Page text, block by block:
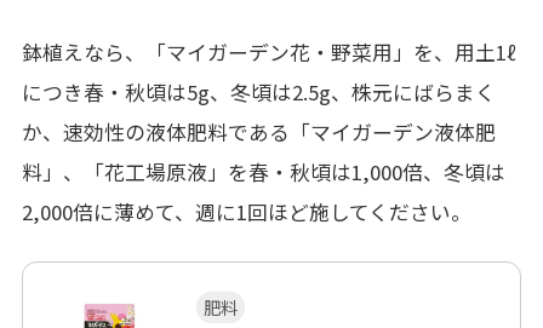
鉢植えなら、「マイガーデン花・野菜用」を、用土1ℓ
につき春・秋頃は5g、冬頃は2.5g、株元にばらまく
か、速効性の液体肥料である「マイガーデン液体肥
料」、「花工場原液」を春・秋頃は1,000倍、冬頃は
2,000倍に薄めて、週に1回ほど施してください。
肥料